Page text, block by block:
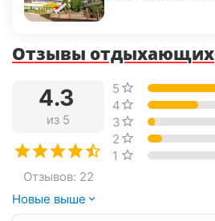
Отзывы отдыхающих
4.3
из 5
Отзывов: 22
5 звёзд
4 звезды
3 звезды
2 звезды
1 звезда
Новые выше